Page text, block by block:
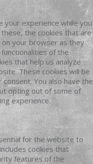
your experience while you
the cookies that are
your browser as they
of the
that help us analyze
These cookies will be
You also have the
opting out of some of
experience.
for the website to
cookies that
features of the